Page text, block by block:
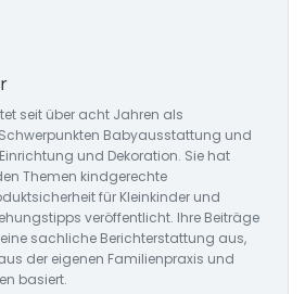
seit über acht Jahren als
Babyausstattung und
und Dekoration. Sie hat
Themen kindgerechte
für Kleinkinder und
veröffentlicht. Ihre Beiträge
sachliche Berichterstattung aus,
der eigenen Familienpraxis und
basiert.